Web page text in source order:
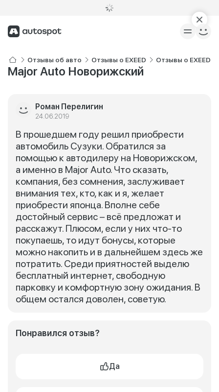
Отзывы об авто Отзывы о EXEED Отзывы о EXEED
Major Auto Новорижский
Роман Перелигин
24.06.2019
В прошедшем году решил приобрести
автомобиль Сузуки. Обратился за
помощью к автодилеру на Новорижском,
а именно в Major Auto. Что сказать,
компания, без сомнения, заслуживает
внимания тех, кто, как и я, желает
приобрести японца. Вполне себе
достойный сервис – всё предложат и
расскажут. Плюсом, если у них что-то
покупаешь, то идут бонусы, которые
можно накопить и в дальнейшем здесь же
потратить. Среди приятностей выделю
бесплатный интернет, свободную
парковку и комфортную зону ожидания. В
общем остался доволен, советую.
Понравился отзыв?
Да